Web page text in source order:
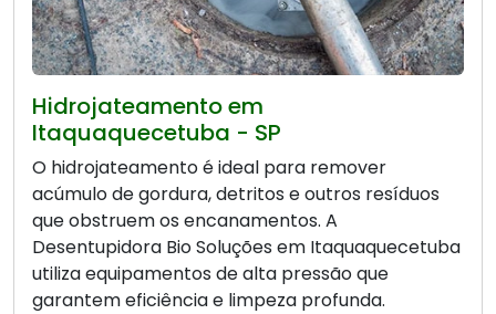
Hidrojateamento em
Itaquaquecetuba - SP
O hidrojateamento é ideal para remover
acúmulo de gordura, detritos e outros resíduos
que obstruem os encanamentos. A
Desentupidora Bio Soluções em Itaquaquecetuba
utiliza equipamentos de alta pressão que
garantem eficiência e limpeza profunda.